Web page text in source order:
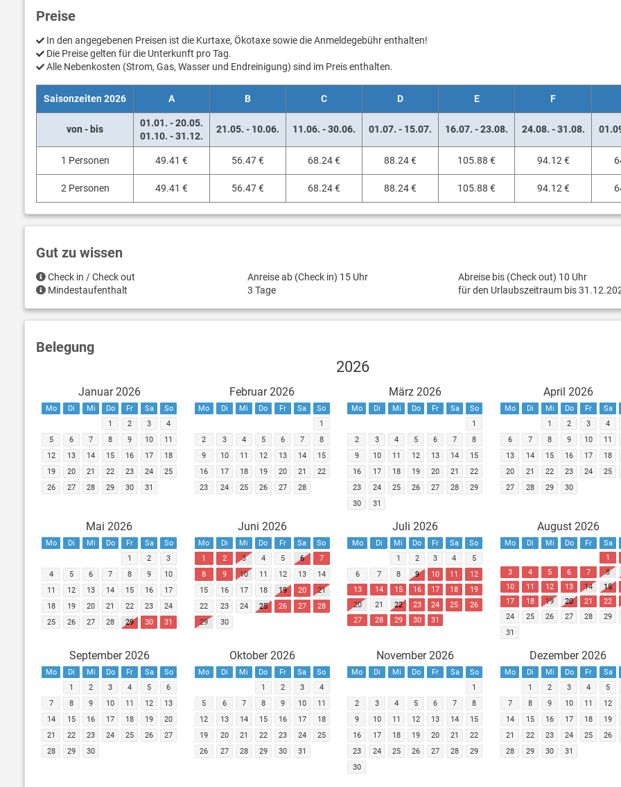
Preise
In den angegebenen Preisen ist die Kurtaxe, Ökotaxe sowie die Anmeldegebühr enthalten!
Die Preise gelten für die Unterkunft pro Tag.
Alle Nebenkosten (Strom, Gas, Wasser und Endreinigung) sind im Preis enthalten.
Saisonzeiten 2026 A B C D E F
von - bis
01.01. - 20.05.
01.10. - 31.12.
21.05. - 10.06. 11.06. - 30.06. 01.07. - 15.07. 16.07. - 23.08. 24.08. - 31.08.
1 Personen 49.41 € 56.47 € 68.24 € 88.24 € 105.88 € 94.12 €
2 Personen 49.41 € 56.47 € 68.24 € 88.24 € 105.88 € 94.12 €
Gut zu wissen
Check in / Check out Anreise ab (Check in) 15 Uhr
Abreise bis (Check out) 10 Uhr
Mindestaufenthalt
3 Tage für den Urlaubszeitraum bis
Belegung
2026
Januar 2026
Mo Di Mi Do Fr Sa
So
1
2 3
4
5
6 7 8 9 10
11
12
13 14 15 16 17
18
19
20 21 22 23 24
25
26
27 28 29 30 31
Februar 2026
Mo Di Mi Do Fr Sa
So
1
2
3 4 5 6 7
8
9
10 11 12 13 14
15
16
17 18 19 20 21
22
23
24 25 26 27 28
März 2026
Mo Di Mi Do Fr Sa
So
1
2
3 4 5 6 7
8
9
10 11 12 13 14
15
16
17 18 19 20 21
22
23
24 25 26 27 28
29
30
31
April 2026
Mo Di Mi Do Fr Sa
1
2 3 4
6
7 8 9 10 11
13
14 15 16 17 18
20
21 22 23 24 25
27
28 29 30
Mai 2026
Mo Di Mi Do Fr Sa
So
1
2
3
4
5 6 7 8 9
10
11
12 13 14 15 16
17
18
19 20 21 22 23
24
25
26 27 28 29 30 31
Juni 2026
Mo Di Mi Do Fr Sa
So
1
2 3 4 5 6
7
8
9 10 11 12 13
14
15
16 17 18 19 20
21
22
23 24 25 26 27
28
29
30
Juli 2026
Mo Di Mi Do Fr Sa
So
1
2 3 4
5
6
7 8 9 10 11
12
13
14 15 16 17 18
19
20
21 22 23 24 25
26
27
28 29 30 31
August 2026
Mo Di Mi Do Fr Sa
1
3
4 5 6 7 8
10
11 12 13 14 15
17
18 19 20 21 22
24
25 26 27 28 29
31
September 2026
Mo Di Mi Do Fr Sa
So
1
2 3 4 5
6
7
8 9 10 11 12
13
14
15 16 17 18 19
20
21
22 23 24 25 26
27
28
29 30
Oktober 2026
Mo Di Mi Do Fr Sa
So
1
2 3
4
5
6 7 8 9 10
11
12
13 14 15 16 17
18
19
20 21 22 23 24
25
26
27 28 29 30 31
November 2026
Mo Di Mi Do Fr Sa
So
1
2
3 4 5 6 7
8
9
10 11 12 13 14
15
16
17 18 19 20 21
22
23
24 25 26 27 28
29
30
Dezember 2026
Mo Di Mi Do Fr Sa
1
2 3 4 5
7
8 9 10 11 12
14
15 16 17 18 19
21
22 23 24 25 26
28
29 30 31